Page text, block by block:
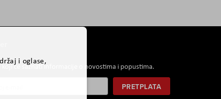
će saznati informacije o novostima i popustima.
PRETPLATA
i oglase,